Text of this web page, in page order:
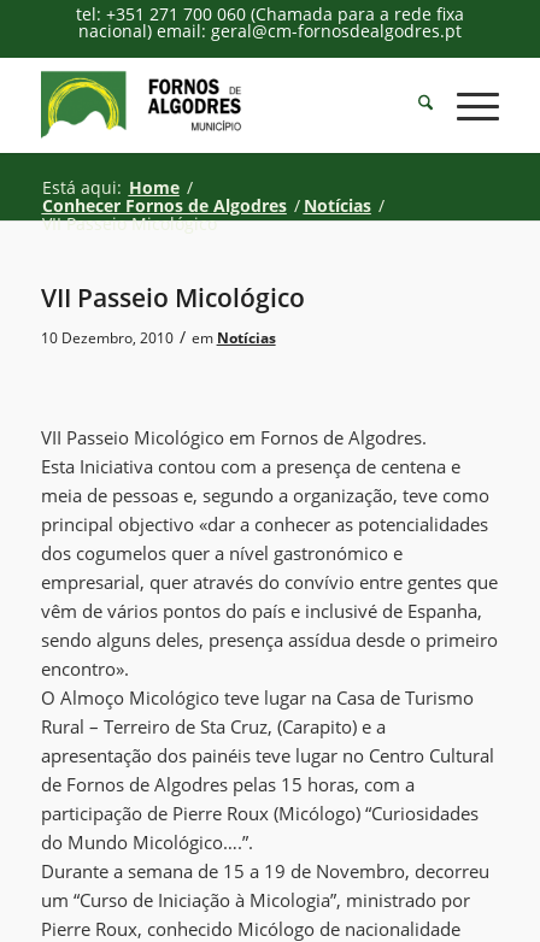
tel: +351 271 700 060 (Chamada para a rede fixa
nacional) email: geral@cm-fornosdealgodres.pt
Está aqui: Home /
Conhecer Fornos de Algodres / Notícias /
VII Passeio Micológico
VII Passeio Micológico
10 Dezembro, 2010 / em Notícias
VII Passeio Micológico em Fornos de Algodres.
Esta Iniciativa contou com a presença de centena e
meia de pessoas e, segundo a organização, teve como
principal objectivo «dar a conhecer as potencialidades
dos cogumelos quer a nível gastronómico e
empresarial, quer através do convívio entre gentes que
vêm de vários pontos do país e inclusivé de Espanha,
sendo alguns deles, presença assídua desde o primeiro
encontro».
O Almoço Micológico teve lugar na Casa de Turismo
Rural – Terreiro de Sta Cruz, (Carapito) e a
apresentação dos painéis teve lugar no Centro Cultural
de Fornos de Algodres pelas 15 horas, com a
participação de Pierre Roux (Micólogo) “Curiosidades
do Mundo Micológico….”.
Durante a semana de 15 a 19 de Novembro, decorreu
um “Curso de Iniciação à Micologia”, ministrado por
Pierre Roux, conhecido Micólogo de nacionalidade